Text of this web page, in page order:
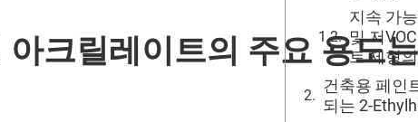
크릴레이트의 주요 용도
지속 가
및 저
트 제형
건축용 페인
되는 2-